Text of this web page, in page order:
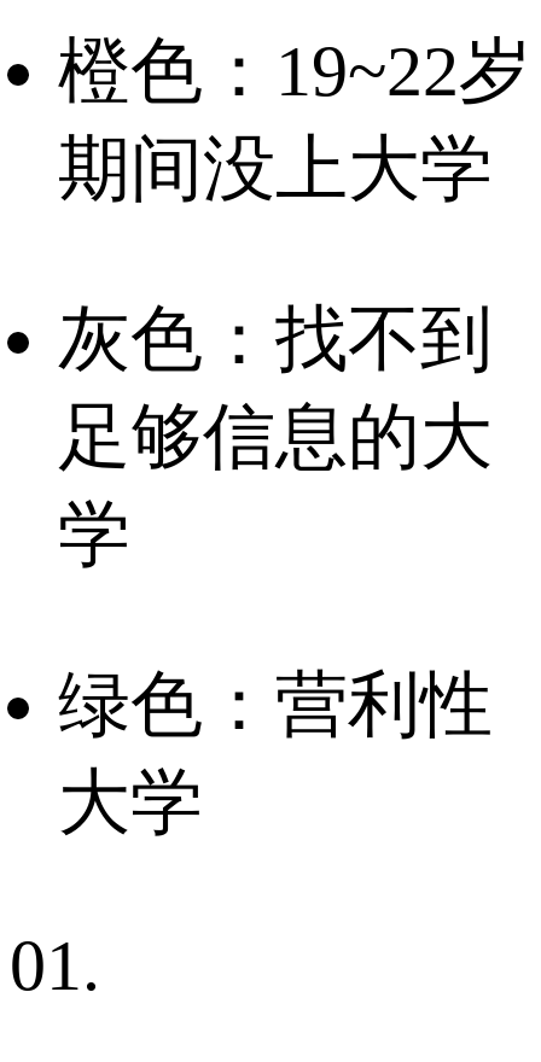
橙色：19~22岁
期间没上大学
灰色：找不到
足够信息的大
学
绿色：营利性
大学
01.